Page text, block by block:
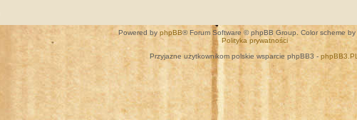
Powered by phpBB® Forum Software © phpBB Group. Color scheme by
Polityka prywatności
Przyjazne użytkownikom polskie wsparcie phpBB3 - phpBB3.PL